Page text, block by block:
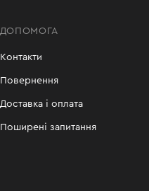
ДОПОМОГА
Контакти
Повернення
Доставка і оплата
Поширені запитання